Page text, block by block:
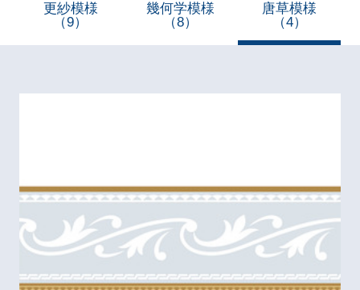
更紗模様
（9）
幾何学模様
（8）
唐草模様
（4）